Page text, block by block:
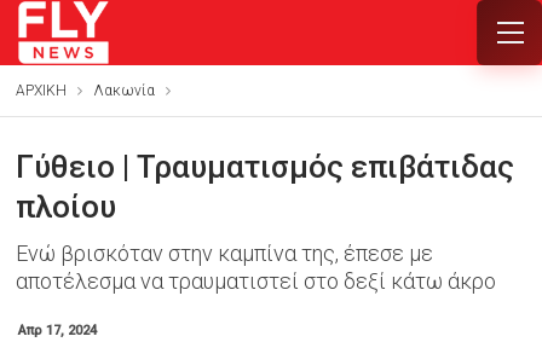
ΑΡΧΙΚΗ Λακωνία
Γύθειο | Τραυματισμός επιβάτιδας
πλοίου
Ενώ βρισκόταν στην καμπίνα της, έπεσε με
αποτέλεσμα να τραυματιστεί στο δεξί κάτω άκρο
Απρ 17, 2024